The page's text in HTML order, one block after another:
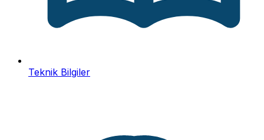
Teknik Bilgiler